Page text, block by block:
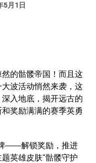
5月1日
的骷髅帝国！而且这
波活动悄然来袭，这
入地底，揭开远古的
奖励满满的赛季英勇
牌——解锁奖励，推进
英雄皮肤“骷髅守护